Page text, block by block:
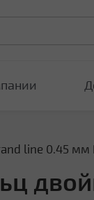
line 0.45 мм